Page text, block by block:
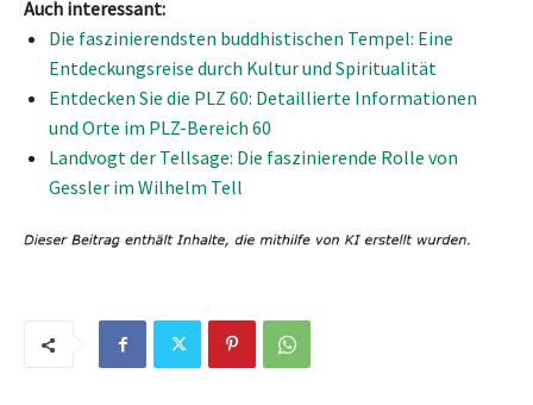
Auch interessant:
Die faszinierendsten buddhistischen Tempel: Eine
Entdeckungsreise durch Kultur und Spiritualität
Entdecken Sie die PLZ 60: Detaillierte Informationen
und Orte im PLZ-Bereich 60
Landvogt der Tellsage: Die faszinierende Rolle von
Gessler im Wilhelm Tell